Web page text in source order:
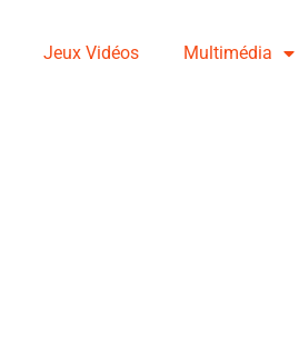
Jeux Vidéos Multimédia